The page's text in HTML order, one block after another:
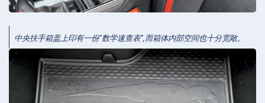
中央扶手箱盖上印有一份”数学速查表”,而箱体内部空间也十分宽敞。